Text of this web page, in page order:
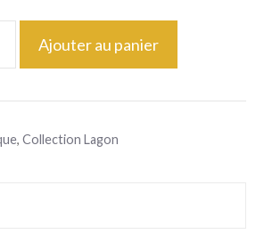
quantité
d'oreilles
Ajouter au panier
, Collection Lagon